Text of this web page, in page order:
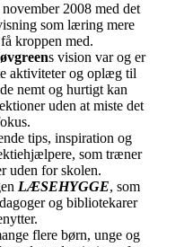
2008 med det
som læring mere
kroppen med.
s vision var og er
aktiviteter og oplæg til
nemt og hurtigt kan
uden at miste det
tips, inspiration og
som træner
uden for skolen.
LÆSEHYGGE, som
og bibliotekarer
flere børn, unge og